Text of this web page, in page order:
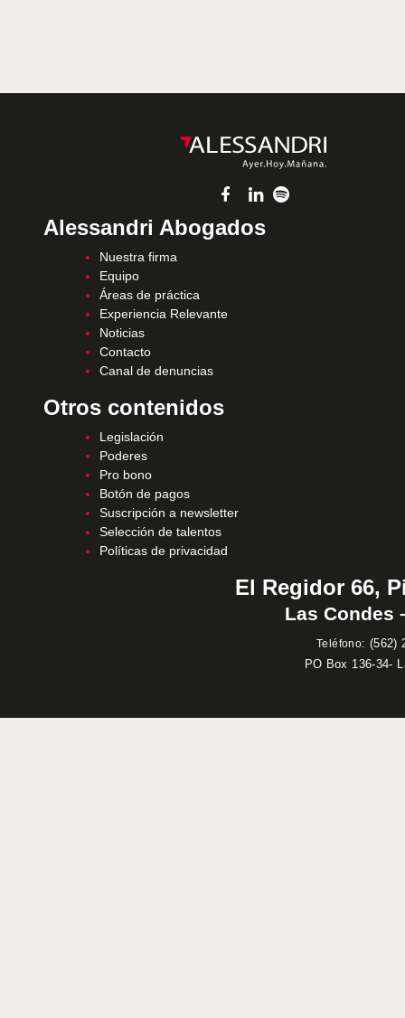
Alessandri Abogados
Nuestra firma
Equipo
Áreas de práctica
Experiencia Relevante
Noticias
Contacto
Canal de denuncias
Otros contenidos
Legislación
Poderes
Pro bono
Botón de pagos
Suscripción a newsletter
Selección de talentos
Políticas de privacidad
El Regidor 66,
Las Condes
Teléfono: (562)
PO Box 136-34-